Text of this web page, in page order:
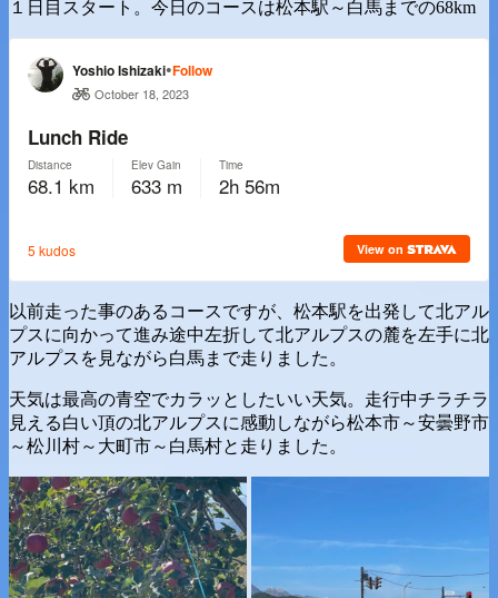
１日目スタート。今日のコースは松本駅～白馬までの68km
以前走った事のあるコースですが、松本駅を出発して北アル
プスに向かって進み途中左折して北アルプスの麓を左手に北
アルプスを見ながら白馬まで走りました。
天気は最高の青空でカラッとしたいい天気。走行中チラチラ
見える白い頂の北アルプスに感動しながら松本市～安曇野市
～松川村～大町市～白馬村と走りました。